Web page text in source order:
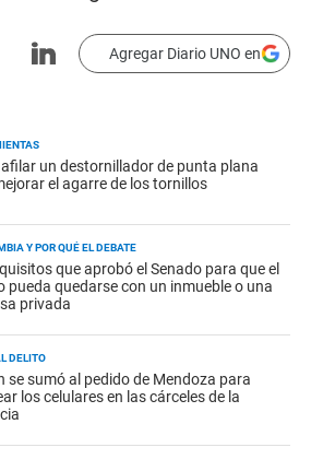
Agregar Diario UNO en
un destornillador de punta plana
el agarre de los tornillos
Y POR QUÉ EL DEBATE
que aprobó el Senado para que el
pueda quedarse con un inmueble o una
privada
DELITO
se sumó al pedido de Mendoza para
los celulares en las cárceles de la